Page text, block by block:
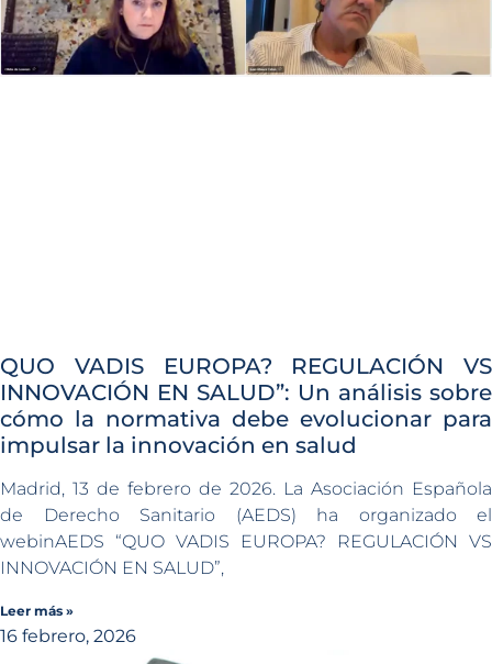
QUO VADIS EUROPA? REGULACIÓN VS
INNOVACIÓN EN SALUD”: Un análisis sobre
cómo la normativa debe evolucionar para
impulsar la innovación en salud
Madrid, 13 de febrero de 2026. La Asociación Española
de Derecho Sanitario (AEDS) ha organizado el
webinAEDS “QUO VADIS EUROPA? REGULACIÓN VS
INNOVACIÓN EN SALUD”,
Leer más »
16 febrero, 2026